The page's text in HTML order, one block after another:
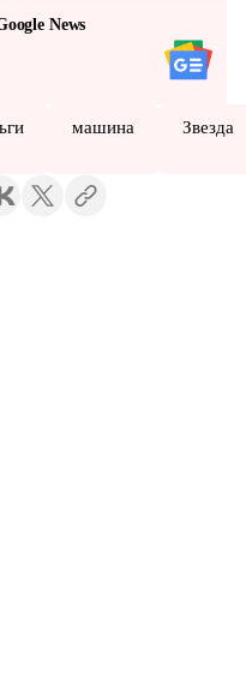
News
машина Звезда